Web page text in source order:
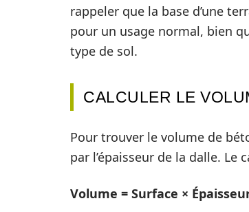
rappeler que la base d’une
pour un usage normal, bien
type de sol.
CALCULER LE
Pour trouver le volume de
par l’épaisseur de la dalle. Le
Volume = Surface ×